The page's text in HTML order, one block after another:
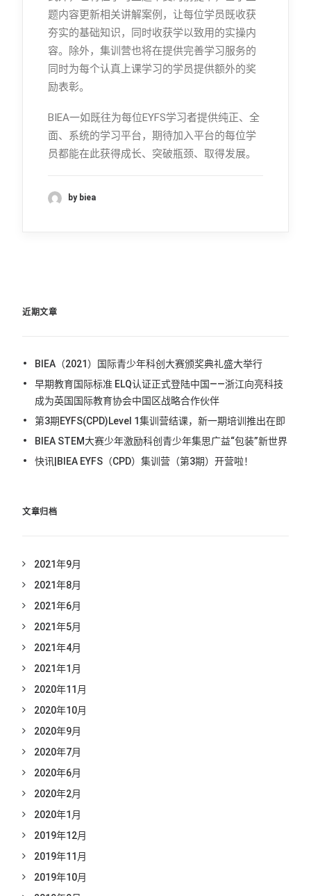
题内容更新相关讲解案例，让每位学员既收获
夯实的基础知识，同时收获学以致用的实操内
容。除外，集训营也将在提供完善学习服务的
同时为每个认真上课学习的学员提供额外的奖
励表彰。
BIEA一如既往为每位EYFS学习者提供纯正、全
面、系统的学习平台，期待加入平台的每位学
员都能在此获得成长、突破瓶颈、取得发展。
by biea
近期文章
BIEA（2021）国际青少年科创大赛颁奖典礼盛大举行
早期教育国际标准 ELQ认证正式登陆中国——浙江向亮科技
成为英国国际教育协会中国区战略合作伙伴
第3期EYFS(CPD)Level 1集训营结课，新一期培训推出在即
BIEA STEM大赛少年激励科创青少年集思广益“包装”新世界
快讯|BIEA EYFS（CPD）集训营（第3期）开营啦！
文章归档
2021年9月
2021年8月
2021年6月
2021年5月
2021年4月
2021年1月
2020年11月
2020年10月
2020年9月
2020年7月
2020年6月
2020年2月
2020年1月
2019年12月
2019年11月
2019年10月